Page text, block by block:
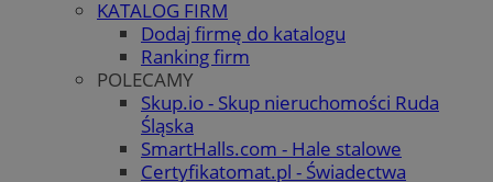
KATALOG FIRM
Dodaj firmę do katalogu
Ranking firm
POLECAMY
Skup.io - Skup nieruchomości Ruda
Śląska
SmartHalls.com - Hale stalowe
Certyfikatomat.pl - Świadectwa